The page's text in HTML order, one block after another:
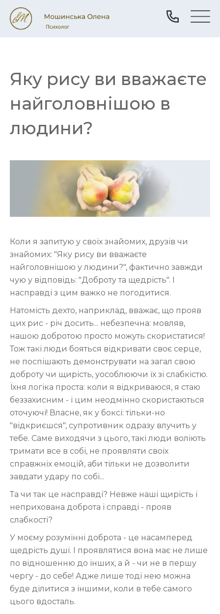
Яку рису ви вважаєте
найголовнішою в
людини?
Коли я запитую у своїх знайомих, друзів чи
знайомих: "Яку рису ви вважаєте
найголовнішою у людини?", фактично завжди
чую у відповідь: "Доброту та щедрість". І
насправді з цим важко не погодитися.
Натомість дехто, наприклад, вважає, що прояв
цих рис - річ досить... небезпечна: мовляв,
нашою добротою просто можуть скористатися!
Тож такі люди бояться відкривати своє серце,
не поспішають демонструвати на загал свою
доброту чи щирість, уособлюючи їх зі слабкістю.
Їхня логіка проста: коли я відкриваюся, я стаю
беззахисним - і цим неодмінно скористаються
оточуючі! Власне, як у боксі: тільки-но
"відкриєшся", супротивник одразу влучить у
тебе. Саме виходячи з цього, такі люди воліють
тримати все в собі, не проявляти своїх
справжніх емоцій, аби тільки не дозволити
завдати удару по собі...
Та чи так це насправді? Невже наші щирість і
неприхована доброта і справді - прояв
слабкості?
У моєму розумінні доброта - це насамперед
щедрість душі. І проявлятися вона має не лише
по відношенню до інших, а й - чи не в першу
чергу - до себе! Адже лише тоді нею можна
буде ділитися з іншими, коли в тебе самого
цього вдосталь.